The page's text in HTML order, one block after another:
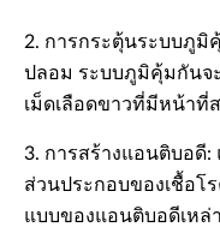
2. การกระตุ้นระบบภูมิ
ปลอม ระบบภูมิคุ้มกันจ
เม็ดเลือดขาวที่มีหน้าที่
3. การสร้างแอนติบอดี
ส่วนประกอบของเชื้อโ
แบบของแอนติบอดีเหล่